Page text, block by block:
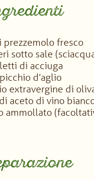
prezzemolo fresco
sotto sale
di acciuga
d’aglio
extravergine di
aceto di vino
ammollato